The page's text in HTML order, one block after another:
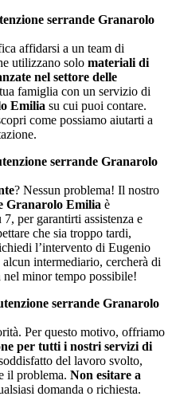
serrande Granarolo
affidarsi a un team di
utilizzano solo materiali di
nel settore delle
famiglia con un servizio di
Emilia su cui puoi contare.
come possiamo aiutarti a
serrande Granarolo
? Nessun problema! Il nostro
Granarolo Emilia è
per garantirti assistenza e
che sia troppo tardi,
l’intervento di Eugenio
intermediario, cercherà di
nel minor tempo possibile!
serrande Granarolo
Per questo motivo, offriamo
per tutti i nostri servizi di
del lavoro svolto,
il problema. Non esitare a
domanda o richiesta.